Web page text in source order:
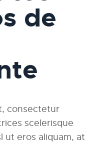
de
consectetur
scelerisque
ut eros aliquam, at